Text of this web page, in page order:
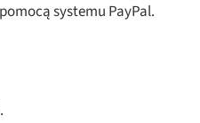
systemu PayPal.